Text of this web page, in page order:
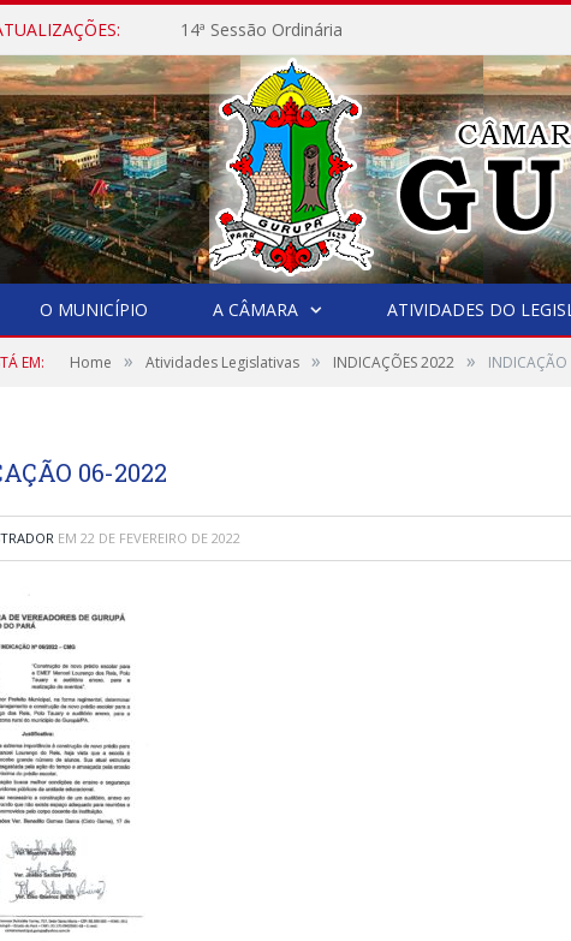
14ª Sessão Ordinária
O MUNICÍPIO A CÂMARA ATIVIDADES DO
EM: Home » Atividades Legislativas » INDICAÇÕES 2022 »
06-2022
EM 22 DE FEVEREIRO DE 2022